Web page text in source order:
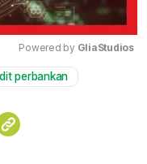
Powered by GliaStudios
perbankan